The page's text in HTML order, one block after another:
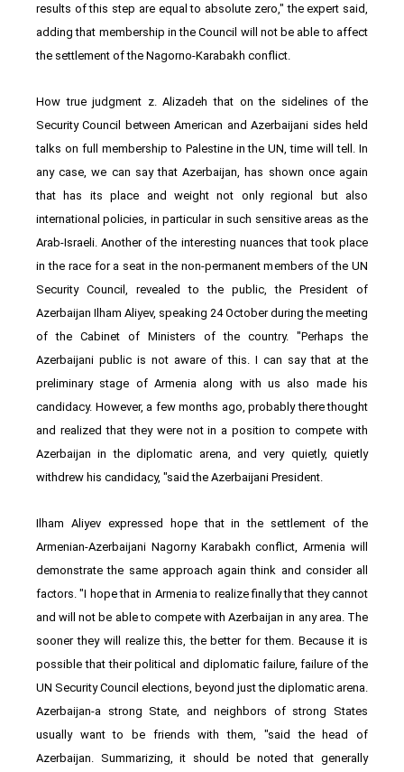
results of this step are equal to absolute zero," the expert said,
adding that membership in the Council will not be able to affect
the settlement of the Nagorno-Karabakh conflict.
How true judgment z. Alizadeh that on the sidelines of the
Security Council between American and Azerbaijani sides held
talks on full membership to Palestine in the UN, time will tell. In
any case, we can say that Azerbaijan, has shown once again
that has its place and weight not only regional but also
international policies, in particular in such sensitive areas as the
Arab-Israeli. Another of the interesting nuances that took place
in the race for a seat in the non-permanent members of the UN
Security Council, revealed to the public, the President of
Azerbaijan Ilham Aliyev, speaking 24 October during the meeting
of the Cabinet of Ministers of the country. "Perhaps the
Azerbaijani public is not aware of this. I can say that at the
preliminary stage of Armenia along with us also made his
candidacy. However, a few months ago, probably there thought
and realized that they were not in a position to compete with
Azerbaijan in the diplomatic arena, and very quietly, quietly
withdrew his candidacy, "said the Azerbaijani President.
Ilham Aliyev expressed hope that in the settlement of the
Armenian-Azerbaijani Nagorny Karabakh conflict, Armenia will
demonstrate the same approach again think and consider all
factors. "I hope that in Armenia to realize finally that they cannot
and will not be able to compete with Azerbaijan in any area. The
sooner they will realize this, the better for them. Because it is
possible that their political and diplomatic failure, failure of the
UN Security Council elections, beyond just the diplomatic arena.
Azerbaijan-a strong State, and neighbors of strong States
usually want to be friends with them, "said the head of
Azerbaijan. Summarizing, it should be noted that generally